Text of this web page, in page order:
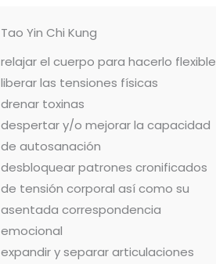
Tao Yin Chi Kung
relajar el cuerpo para hacerlo flexible
liberar las tensiones físicas
drenar toxinas
despertar y/o mejorar la capacidad
de autosanación
desbloquear patrones cronificados
de tensión corporal así como su
asentada correspondencia
emocional
expandir y separar articulaciones